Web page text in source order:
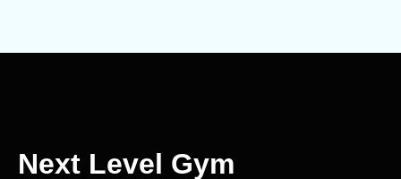
Next Level Gym